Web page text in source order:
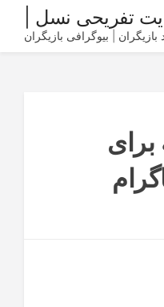
تفریحی نسل |
| بیوگرافی بازیگران